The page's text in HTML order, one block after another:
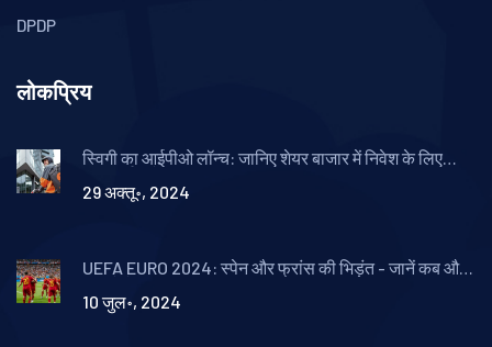
DPDP
लोकप्रिय
स्विगी का आईपीओ लॉन्च: जानिए शेयर बाजार में निवेश के लिए
29 अक्तू॰, 2024
UEFA EURO 2024: स्पेन और फ्रांस की भिड़ंत - जानें कब और
10 जुल॰, 2024